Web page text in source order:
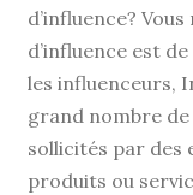
d’influence?
d’influence est
les influenceurs,
grand nombre
sollicités par des
produits ou